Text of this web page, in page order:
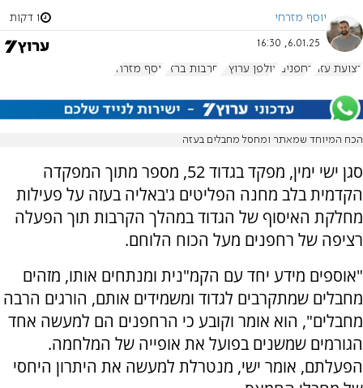
יוסף מזרחי 1 דקות
6.01.25, 16:30
רצועת עזה רחפנים אולפן ערוץ 7 חרבות ברזל יוסף מזרחי
הכח המיוחד שמאתר ומחסל מחבלים בעזה
סגן ישי ימין, מפקד בגדוד 52, מספר מתוך המפקדה
הקדמית בלב מחנה הפליטים ג'באליה בעזה על פעילות
מחלקת האיסוף של הגדוד במהלך הקרבות תוך הפעלה
רציפה של רחפנים מעל הכוח הלוחם.
"אוספים מידע יחד עם הקמ"נית ומנתחים אותו, מזהים
מחבלים שמתקרבים לגדוד ומשמידים אותם, הורגים הרבה
מחבלים", הוא אומר וקובע כי הרחפנים הם למעשה אחד
הגורמים שמשנים בפועל את אופייה של המלחמה.
הפעלתם, אומר ישי, מנטרלת למעשה את היתרון היחסי